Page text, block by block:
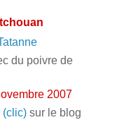
du poivre de
2007
(clic)sur le blog